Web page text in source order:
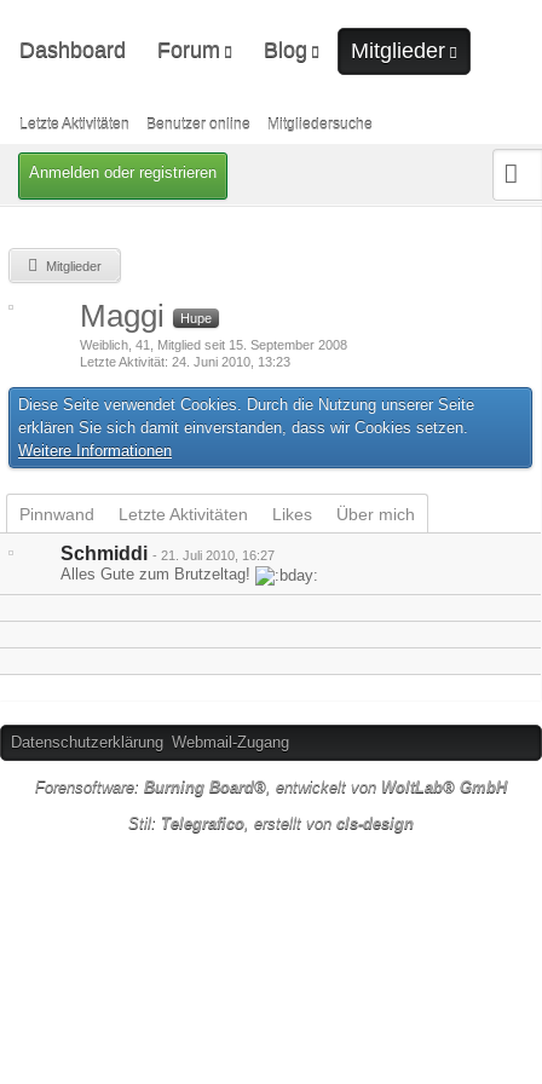
Anmelden oder registrieren
Dashboard Forum Blog Mitglieder
Benutzer online
Letzte Aktivitäten Benutzer online Mitgliedersuche
Mitglieder
Maggi
Hupe
Weiblich 41
Mitglied seit 15. September 2008
Letzte Aktivität 24. Juni 2010, 13:23
Diese Seite verwendet Cookies. Durch die Nutzung unserer Seite
erklären Sie sich damit einverstanden, dass wir Cookies setzen.
Weitere Informationen
Pinnwand Letzte Aktivitäten Likes Über mich
Schmiddi - 21. Juli 2010, 16:27
Alles Gute zum Brutzeltag!
Datenschutzerklärung Webmail-Zugang
Forensoftware: Burning Board®, entwickelt von WoltLab® GmbH
Stil: Telegrafico, erstellt von cls-design